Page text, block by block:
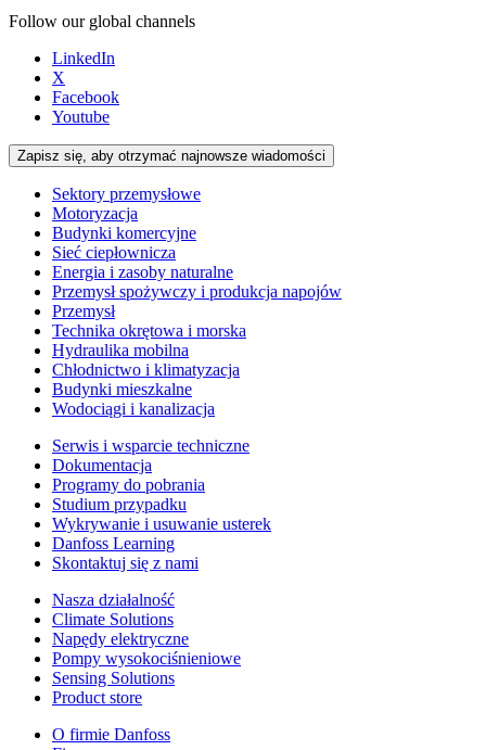
Follow our global channels
LinkedIn
X
Facebook
Youtube
Zapisz się, aby otrzymać najnowsze wiadomości
Sektory przemysłowe
Motoryzacja
Budynki komercyjne
Sieć ciepłownicza
Energia i zasoby naturalne
Przemysł spożywczy i produkcja napojów
Przemysł
Technika okrętowa i morska
Hydraulika mobilna
Chłodnictwo i klimatyzacja
Budynki mieszkalne
Wodociągi i kanalizacja
Serwis i wsparcie techniczne
Dokumentacja
Programy do pobrania
Studium przypadku
Wykrywanie i usuwanie usterek
Danfoss Learning
Skontaktuj się z nami
Nasza działalność
Climate Solutions
Napędy elektryczne
Pompy wysokociśnieniowe
Sensing Solutions
Product store
O firmie Danfoss